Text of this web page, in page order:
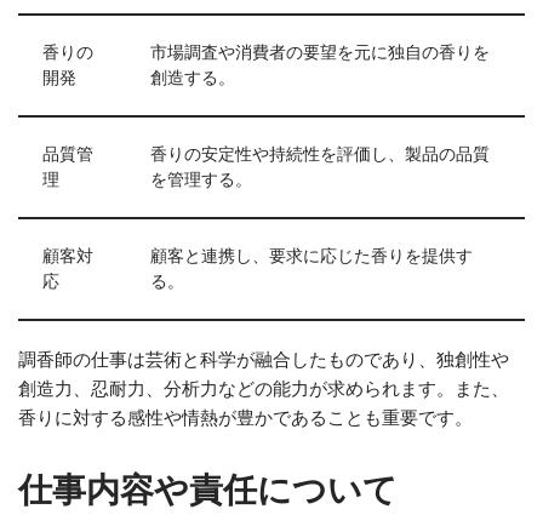
香りの
開発
市場調査や消費者の要望を元に独自の香りを
創造する。
品質管
理
香りの安定性や持続性を評価し、製品の品質
を管理する。
顧客対
応
顧客と連携し、要求に応じた香りを提供す
る。
調香師の仕事は芸術と科学が融合したものであり、独創性や
創造力、忍耐力、分析力などの能力が求められます。また、
香りに対する感性や情熱が豊かであることも重要です。
仕事内容や責任について